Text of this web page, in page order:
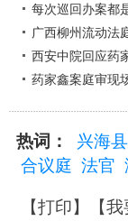
每次巡回办案都
广西柳州流动法
西安中院回应药
药家鑫案庭审现
热词： 兴海县
合议庭 法官
【打印】【我